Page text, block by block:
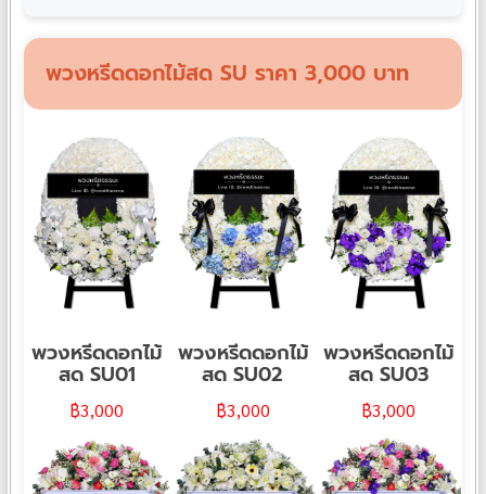
พวงหรีดดอกไม้สด SU ราคา 3,000 บาท
พวงหรีดดอกไม้
สด SU01
฿3,000
พวงหรีดดอกไม้
สด SU02
฿3,000
พวงหรีดดอกไม้
สด SU03
฿3,000